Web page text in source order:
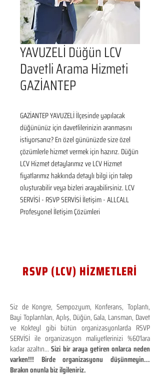
YAVUZELİ Düğün LCV
Davetli Arama Hizmeti
GAZİANTEP
GAZİANTEP YAVUZELİ İlçesinde yapılacak
düğününüz için davetlilerinizin aranmasını
istiyorsanız? En özel gününüzde size özel
çözümlerle hizmet vermek için hazırız. Düğün
LCV Hizmet detaylarımız ve LCV Hizmet
fiyatlarımız hakkında detaylı bilgi için talep
oluşturabilir veya bizleri arayabilirsiniz. LCV
SERVİSİ - RSVP SERVİSİ İletişim - ALLCALL
Profesyonel İletişim Çözümleri
RSVP (LCV) HİZMETLERİ
Siz de Kongre, Sempozyum, Konferans, Toplantı,
Bayi Toplantıları, Açılış, Düğün, Gala, Lansman, Davet
ve Kokteyl gibi bütün organizasyonlarda RSVP
SERVİSİ ile organizasyon maliyetlerinizi %60'lara
kadar azaltın...Sizi bir araya getiren onlarca neden
varken!!! Birde organizasyonu düşünmeyin...
Bırakın onunla biz ilgileniriz.